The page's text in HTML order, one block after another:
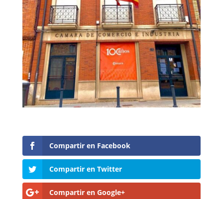
Compartir en Facebook
Compartir en Twitter
Compartir en Google+